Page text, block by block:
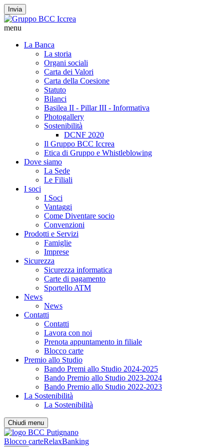
Invia
menu
La Banca
La storia
Organi sociali
Carta dei Valori
Carta della Coesione
Statuto
Bilanci
Basilea II - Pillar III - Informativa
Photogallery
Sostenibilità
DCNF 2020
Il Gruppo BCC Iccrea
Etica di Gruppo e Whistleblowing
Dove siamo
La Sede
Le Filiali
I soci
I Soci
Vantaggi
Come Diventare socio
Convenzioni
Prodotti e Servizi
Famiglie
Imprese
Sicurezza
Sicurezza informatica
Carte di pagamento
Sportello ATM
News
News
Contatti
Contatti
Lavora con noi
Prenota appuntamento in filiale
Blocco carte
Premio allo Studio
Bando Premi allo Studio 2024-2025
Bando Premio allo Studio 2023-2024
Bando Premio allo Studio 2022-2023
La Sostenibilità
La Sostenibilità
Chiudi menu
Blocco carteRelaxBanking